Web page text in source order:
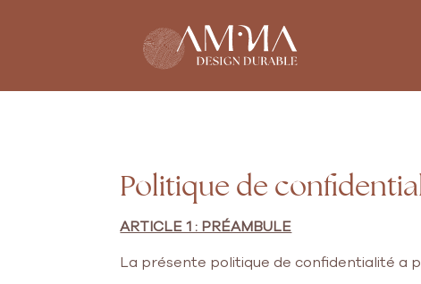
Politique de
ARTICLE 1 : PRÉAMBULE
La présente politique de confidentialité a